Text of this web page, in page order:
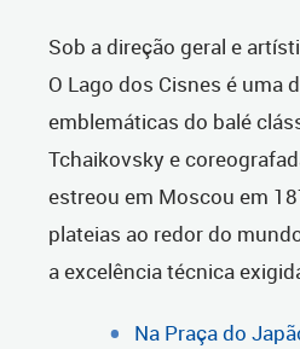
Sob a direção geral e
O Lago dos Cisnes é uma
emblemáticas do balé
Tchaikovsky e
estreou em Moscou em
plateias ao redor do
a excelência técnica
Na Praça do